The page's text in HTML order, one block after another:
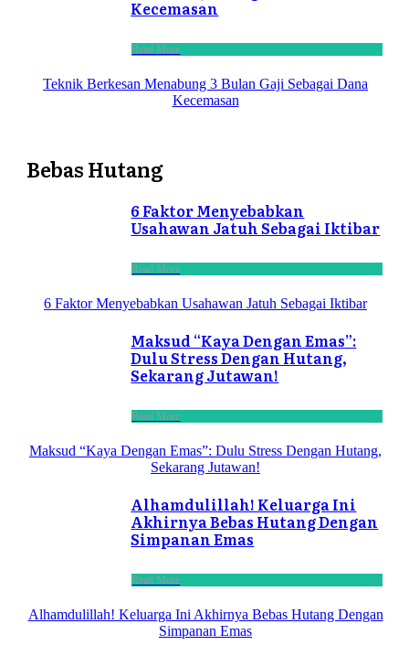
Kecemasan
Read More
Teknik Berkesan Menabung 3 Bulan Gaji Sebagai Dana
Kecemasan
Bebas Hutang
6 Faktor Menyebabkan
Usahawan Jatuh Sebagai Iktibar
Read More
6 Faktor Menyebabkan Usahawan Jatuh Sebagai Iktibar
Maksud “Kaya Dengan Emas”:
Dulu Stress Dengan Hutang,
Sekarang Jutawan!
Read More
Maksud “Kaya Dengan Emas”: Dulu Stress Dengan Hutang,
Sekarang Jutawan!
Alhamdulillah! Keluarga Ini
Akhirnya Bebas Hutang Dengan
Simpanan Emas
Read More
Alhamdulillah! Keluarga Ini Akhirnya Bebas Hutang Dengan
Simpanan Emas